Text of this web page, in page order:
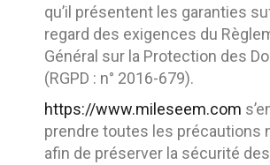
qu’il présentent les garanties
regard des exigences du
Général sur la Protection des
(RGPD : n° 2016-679).
https://www.mileseem.com
prendre toutes les précautions
afin de préserver la sécurité des